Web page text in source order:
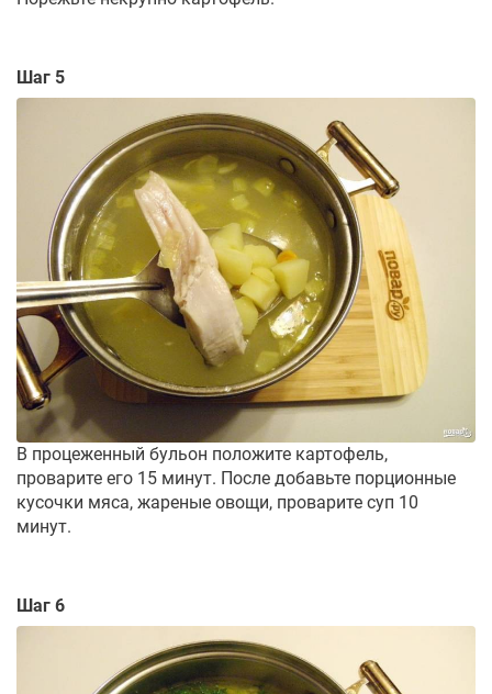
Шаг 5
В процеженный бульон положите картофель,
проварите его 15 минут. После добавьте порционные
кусочки мяса, жареные овощи, проварите суп 10
минут.
Шаг 6